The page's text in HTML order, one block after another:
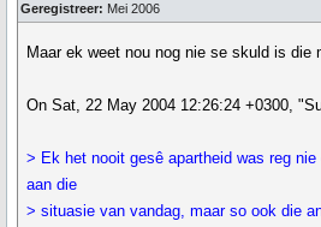
Geregistreer: Mei 2006
Maar ek weet nou nog nie se skuld is die
On Sat, 22 May 2004 12:26:24 +0300,
> Ek het nooit gesê apartheid was reg
aan die
> situasie van vandag, maar so ook die